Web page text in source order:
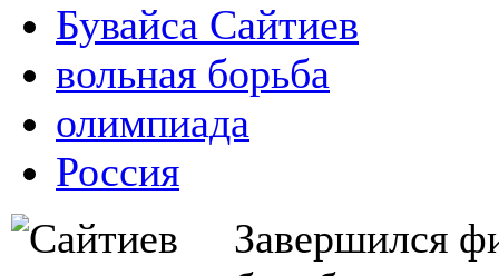
Бувайса Сайтиев
вольная борьба
олимпиада
Россия
Завершился